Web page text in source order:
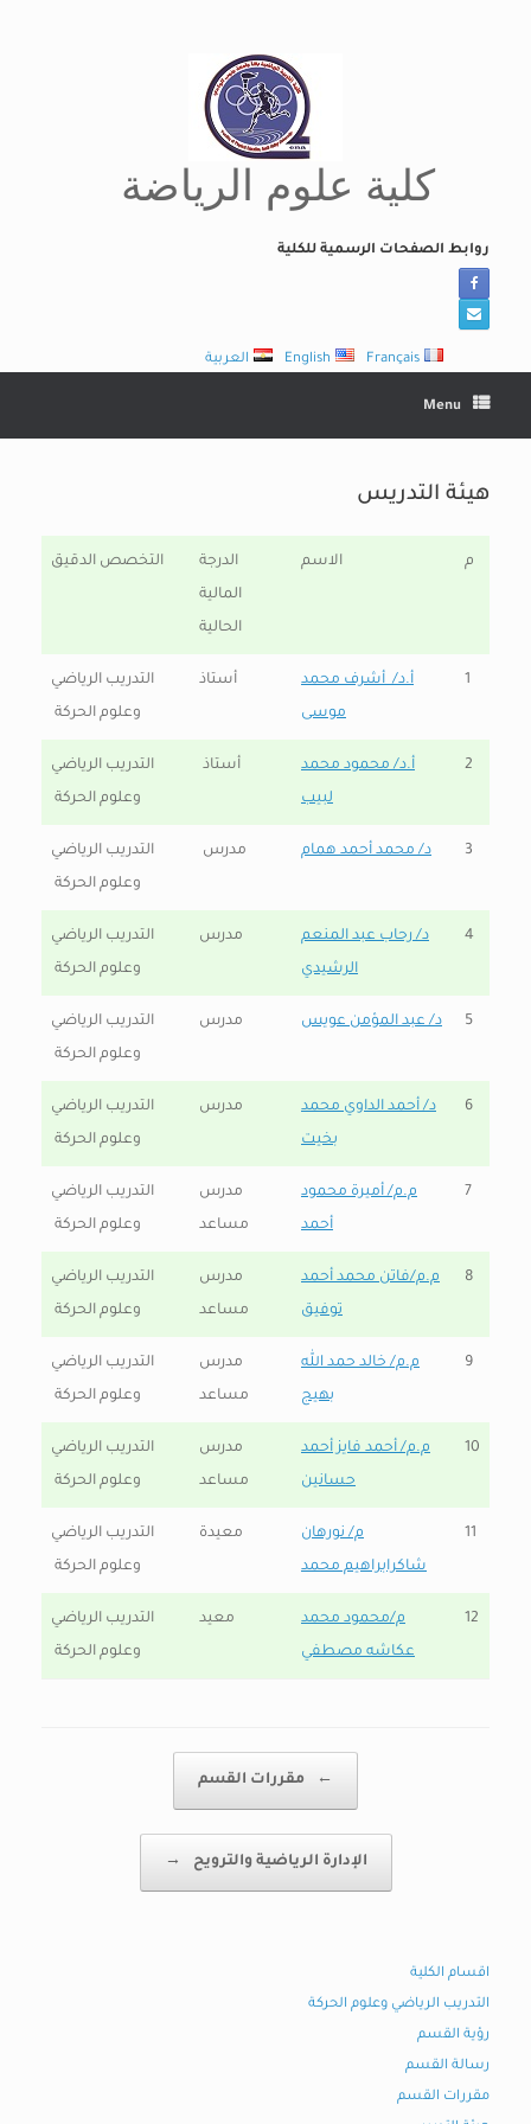
كلية علوم الرياضة
روابط الصفحات الرسمية للكلية
العربية English Français
Menu
هيئة التدريس
م الاسم
الدرجة
المالية
الحالية
التخصص الدقيق
1
أ.د/ أشرف محمد
موسى
أستاذ
التدريب الرياضي
وعلوم الحركة
2
أ.د/ محمود محمد
لبيب
أستاذ
التدريب الرياضي
وعلوم الحركة
3 د/ محمد أحمد همام مدرس
التدريب الرياضي
وعلوم الحركة
4
د/ رحاب عبد المنعم
الرشيدي
مدرس
التدريب الرياضي
وعلوم الحركة
5 د/ عبد المؤمن عويس مدرس
التدريب الرياضي
وعلوم الحركة
6
د/ أحمد الداوي محمد
بخيت
مدرس
التدريب الرياضي
وعلوم الحركة
7
م.م/ أميرة محمود
أحمد
مدرس
مساعد
التدريب الرياضي
وعلوم الحركة
8
م.م/فاتن محمد أحمد
توفيق
مدرس
مساعد
التدريب الرياضي
وعلوم الحركة
9
م.م/ خالد حمد الله
بهيج
مدرس
مساعد
التدريب الرياضي
وعلوم الحركة
10
م.م/ أحمد فايز أحمد
حسانين
مدرس
مساعد
التدريب الرياضي
وعلوم الحركة
11
م/ نورهان
شاكرابراهيم محمد
معيدة
التدريب الرياضي
وعلوم الحركة
12
م/محمود محمد
عكاشه مصطفي
معيد
التدريب الرياضي
وعلوم الحركة
← مقررات القسم
الإدارة الرياضية والترويح →
اقسام الكلية
التدريب الرياضي وعلوم الحركة
رؤية القسم
رسالة القسم
مقررات القسم